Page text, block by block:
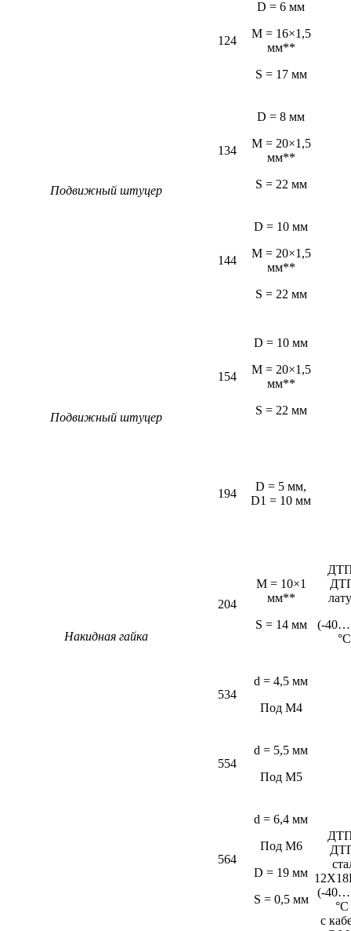
Подвижный штуцер
124
D = 6 мм
M = 16×1,5
мм**
S = 17 мм
134
D = 8 мм
M = 20×1,5
мм**
S = 22 мм
144
D = 10 мм
M = 20×1,5
мм**
S = 22 мм
Подвижный штуцер
154
D = 10 мм
M = 20×1,5
мм**
S = 22 мм
194
D = 5 мм,
D1 = 10 мм
Накидная гайка
204
M = 10×1
мм**
S = 14 мм
(-
534
d = 4,5 мм
Под М4
(-
°C
c
554
d = 5,5 мм
Под М5
564
d = 6,4 мм
Под М6
D = 19 мм
S = 0,5 мм